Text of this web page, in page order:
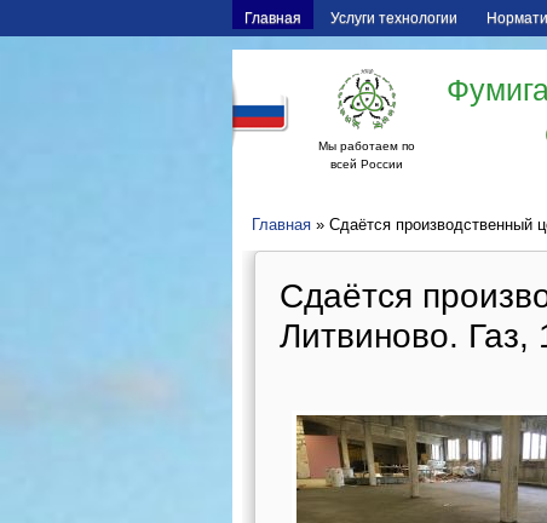
Главная Услуги технологии
Мы работаем по
всей России
Главная » Сдаётся производственный
Сдаётся
Литвиново.